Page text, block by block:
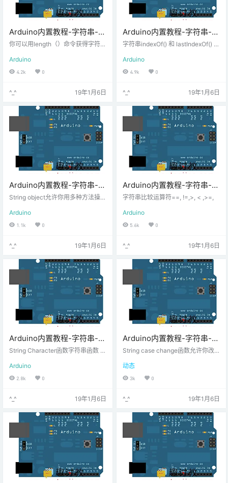
Arduino内置教程-字符串-字
符串长度
你可以用length（）命令获得字符串
余的字符。这个例子示范怎样用这
两个命令。
Arduino
4.2k 0
^_^ 19年1月6日
Arduino内置教程-字符串-字
符串索引Index Of
字符串indexOf() 和 lastIndexOf() 函
搜索字符串里的一个特殊字符的第
一个例子。你也可以寻找一个补偿
样的事。
Arduino
4.9k 0
^_^ 19年1月6日
Arduino内置教程-字符串-字
符串构造函数
String object允许你用多种方法操作
增加字符，组合字符串，获得字符
串长度，搜索和替换子字符串，等
Arduino
1.1k 0
^_^ 19年1月6日
Arduino内置教程-字符串-字
符串比较运算符
字符串比较运算符==, !=,>, < ,>=,
Arduino
5.6k 0
^_^ 19年1月6日
Arduino内置教程-字符串-字
符串字符获取
String Character函数字符串函数 c
者设置字符串里给定位置的字符数
值。
Arduino
2.8k 0
^_^ 19年1月6日
Arduino内置教程-字符串-字
符串大小写更改
String case change函数允许你改
示的那样工作。toUpperCase()把所
有字符串改为大写字母，而toLower
受到影响。
动态
3k 0
^_^ 19年1月6日